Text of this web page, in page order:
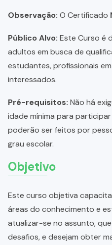
Observação: O Certificado
Público Alvo: Este Curso é
adultos em busca de
estudantes, profissionais
interessados.
Pré-requisitos: Não há
idade mínima para
poderão ser feitos por
grau escolar.
Objetivo
Este curso objetiva
áreas do conhecimento e
atualizar-se no assunto,
desafios, e desejam obter